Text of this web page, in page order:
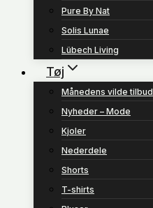
Pure By Nat
Solis Lunae
Lübech Living
Tøj
Månedens vilde tilbud
Nyheder – Mode
Kjoler
Nederdele
Shorts
T-shirts